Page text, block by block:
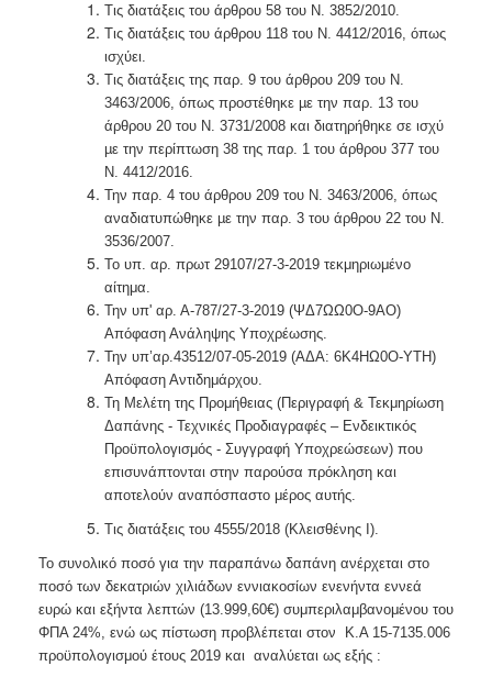
Τις διατάξεις του άρθρου 58 του Ν. 3852/2010.
Τις διατάξεις του άρθρου 118 του Ν. 4412/2016, όπως
ισχύει.
Τις διατάξεις της παρ. 9 του άρθρου 209 του Ν.
3463/2006, όπως προστέθηκε µε την παρ. 13 του
άρθρου 20 του Ν. 3731/2008 και διατηρήθηκε σε ισχύ
µε την περίπτωση 38 της παρ. 1 του άρθρου 377 του
Ν. 4412/2016.
Την παρ. 4 του άρθρου 209 του Ν. 3463/2006, όπως
αναδιατυπώθηκε µε την παρ. 3 του άρθρου 22 του Ν.
3536/2007.
Το υπ. αρ. πρωτ 29107/27-3-2019 τεκμηριωμένο
αίτημα.
Την υπ' αρ. Α-787/27-3-2019 (ΨΔ7ΩΩ0Ο-9ΑΟ)
Απόφαση Ανάληψης Υποχρέωσης.
Την υπ’αρ.43512/07-05-2019 (ΑΔΑ: 6Κ4ΗΩ0Ο-ΥΤΗ)
Απόφαση Αντιδημάρχου.
Τη Μελέτη της Προμήθειας (Περιγραφή & Τεκμηρίωση
Δαπάνης - Τεχνικές Προδιαγραφές – Ενδεικτικός
Προϋπολογισμός - Συγγραφή Υποχρεώσεων) που
επισυνάπτονται στην παρούσα πρόκληση και
αποτελούν αναπόσπαστο μέρος αυτής.
Τις διατάξεις του 4555/2018 (Κλεισθένης I).
Το συνολικό ποσό για την παραπάνω δαπάνη ανέρχεται στο
ποσό των δεκατριών χιλιάδων εννιακοσίων ενενήντα εννεά
ευρώ και εξήντα λεπτών (13.999,60€) συμπεριλαμβανομένου του
ΦΠΑ 24%, ενώ ως πίστωση προβλέπεται στον Κ.Α 15-7135.006
προϋπολογισμού έτους 2019 και αναλύεται ως εξής :